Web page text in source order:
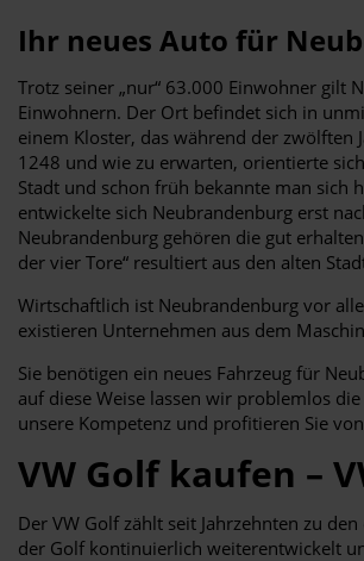
Ihr neues Auto für
Trotz seiner „nur“ 63.000 Einwohner gilt
Einwohnern. Der Ort befindet sich in
einem Kloster, das während der zwölften
1248 und wie zu erwarten, orientierte
Stadt und schon früh bekannte man sich
entwickelte sich Neubrandenburg erst
Neubrandenburg gehören die gut
der vier Tore“ resultiert aus den alten
Wirtschaftlich ist Neubrandenburg vor
existieren Unternehmen aus dem
Sie benötigen ein neues Fahrzeug für
auf diese Weise lassen wir problemlos
unsere Kompetenz und profitieren Sie
VW Golf kaufen –
Der VW Golf zählt seit Jahrzehnten zu
der Golf kontinuierlich weiterentwickelt